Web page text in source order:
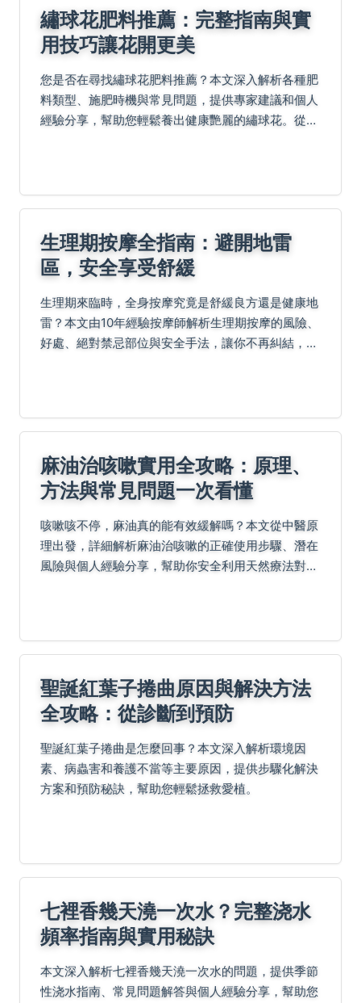
繡球花肥料推薦：完整指南與實
用技巧讓花開更美
您是否在尋找繡球花肥料推薦？本文深入解析各種肥
料類型、施肥時機與常見問題，提供專家建議和個人
經驗分享，幫助您輕鬆養出健康艷麗的繡球花。從基
生理期按摩全指南：避開地雷
區，安全享受舒緩
生理期來臨時，全身按摩究竟是舒緩良方還是健康地
雷？本文由10年經驗按摩師解析生理期按摩的風險、
好處、絕對禁忌部位與安全手法，讓你不再糾結，做
麻油治咳嗽實用全攻略：原理、
方法與常見問題一次看懂
咳嗽咳不停，麻油真的能有效緩解嗎？本文從中醫原
理出發，詳細解析麻油治咳嗽的正確使用步驟、潛在
風險與個人經驗分享，幫助你安全利用天然療法對抗
聖誕紅葉子捲曲原因與解決方法
全攻略：從診斷到預防
聖誕紅葉子捲曲是怎麼回事？本文深入解析環境因
素、病蟲害和養護不當等主要原因，提供步驟化解決
方案和預防秘訣，幫助您輕鬆拯救愛植。
七裡香幾天澆一次水？完整浇水
頻率指南與實用秘訣
本文深入解析七裡香幾天澆一次水的問題，提供季節
性浇水指南、常見問題解答與個人經驗分享，幫助您